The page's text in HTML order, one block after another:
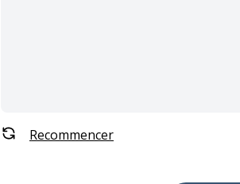
Recommencer